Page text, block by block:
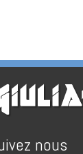
nous